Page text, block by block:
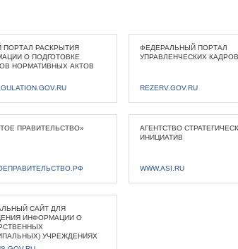
ПОРТАЛ РАСКРЫТИЯ
О ПОДГОТОВКЕ
НОРМАТИВНЫХ АКТОВ
ФЕДЕРАЛЬНЫЙ ПОРТАЛ
УПРАВЛЕНЧЕСКИХ КАДРОВ
REZERV.GOV.RU
ПРАВИТЕЛЬСТВО»
АГЕНТСТВО
ИНИЦИАТИВ
WWW.ASI.RU
САЙТ ДЛЯ
ИНФОРМАЦИИ О
УЧРЕЖДЕНИЯХ